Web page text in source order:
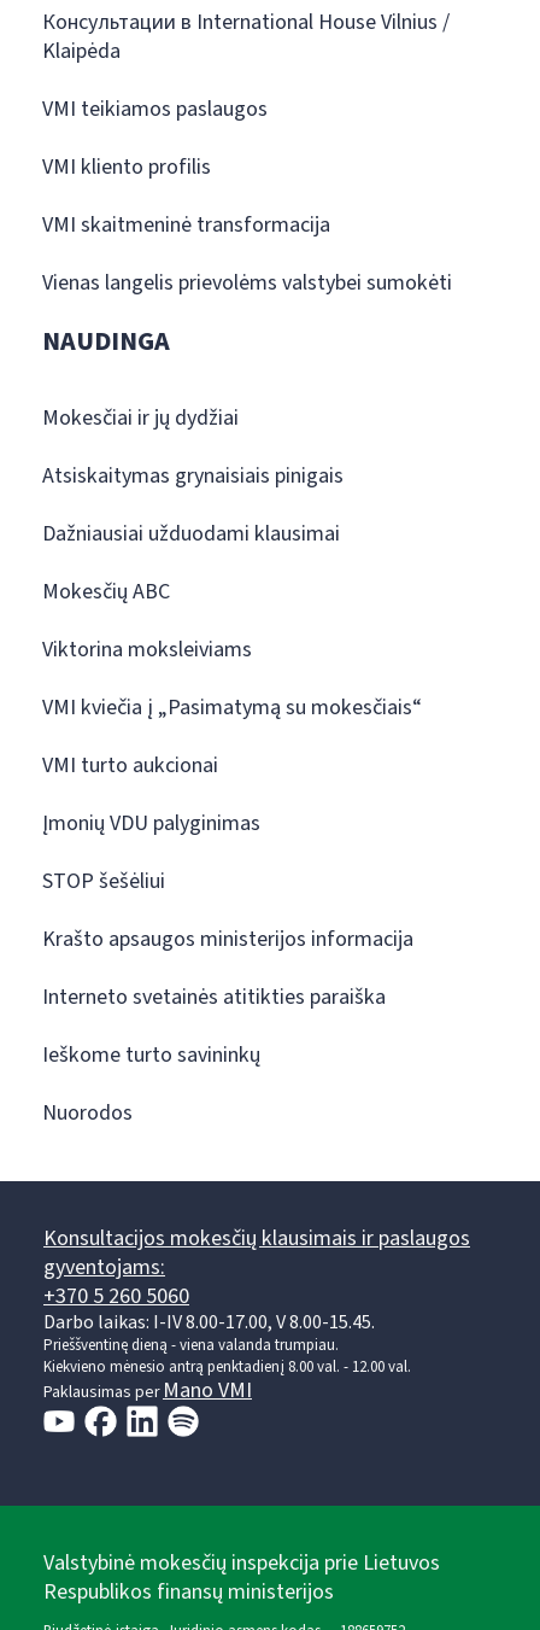
Консультации в International House Vilnius /
Klaipėda
VMI teikiamos paslaugos
VMI kliento profilis
VMI skaitmeninė transformacija
Vienas langelis prievolėms valstybei sumokėti
NAUDINGA
Mokesčiai ir jų dydžiai
Atsiskaitymas grynaisiais pinigais
Dažniausiai užduodami klausimai
Mokesčių ABC
Viktorina moksleiviams
VMI kviečia į „Pasimatymą su mokesčiais“
VMI turto aukcionai
Įmonių VDU palyginimas
STOP šešėliui
Krašto apsaugos ministerijos informacija
Interneto svetainės atitikties paraiška
Ieškome turto savininkų
Nuorodos
Konsultacijos mokesčių klausimais ir paslaugos
gyventojams:
+370 5 260 5060
Darbo laikas: I-IV 8.00-17.00, V 8.00-15.45.
Prieššventinę dieną - viena valanda trumpiau.
Kiekvieno mėnesio antrą penktadienį 8.00 val. - 12.00 val.
Paklausimas per Mano VMI
Valstybinė mokesčių inspekcija prie Lietuvos
Respublikos finansų ministerijos